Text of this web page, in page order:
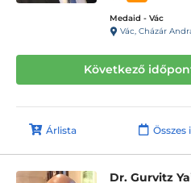
Medaid - Vác
Vác, Cházár
Következő
Árlista
Dr. Gurvitz